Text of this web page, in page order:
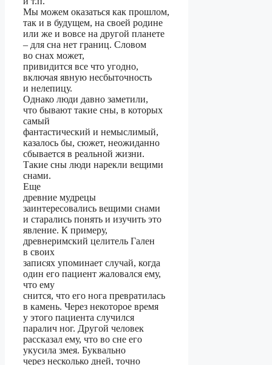
Мы можем оказаться как прошлом,
так и в будущем, на своей родине
или же и вовсе на другой планете
– для сна нет границ. Словом
во снах может,
привидится все что угодно,
включая явную несбыточность
и нелепицу.
Однако люди давно заметили,
что бывают такие сны, в которых
самый
фантастический и немыслимый,
казалось бы, сюжет, неожиданно
сбывается в реальной жизни.
Такие сны люди нарекли вещими
снами.
Еще
древние мудрецы
заинтересовались вещими снами
и старались понять и изучить это
явление. К примеру,
древнеримский целитель Гален
в своих
записях упоминает случай, когда
один его пациент жаловался ему,
что ему
снится, что его нога превратилась
в камень. Через некоторое время
у этого пациента случился
паралич ног. Другой человек
рассказал ему, что во сне его
укусила змея. Буквально
через несколько дней, точно